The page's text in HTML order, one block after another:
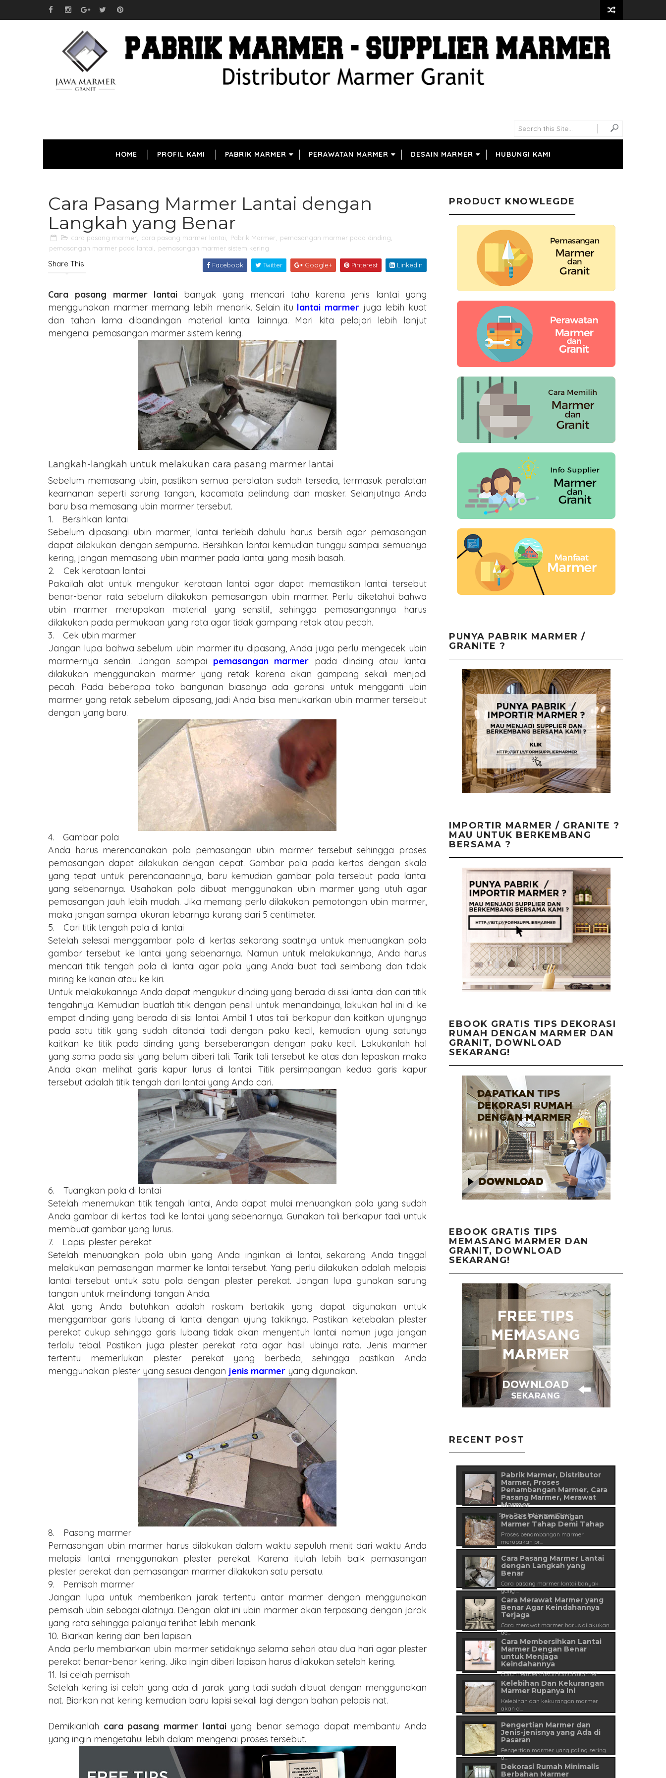
HOME PROFIL KAMI PABRIK MARMER PERAWATAN MARMER DESAIN MARMER HUBUNGI KAMI
Cara Pasang Marmer Lantai dengan
Langkah yang Benar
cara pasang marmer cara pasang marmer lantai Pabrik Marmer pemasangan marmer pada dinding
pemasangan marmer pada lantai
pemasangan marmer sistem kering
Share This: Facebook Twitter Google+ Pinterest Linkedin
Cara pasang marmer lantai banyak yang mencari tahu karena jenis lantai yang
menggunakan marmer memang lebih menarik. Selain itu lantai marmer juga lebih kuat
dan tahan lama dibandingan material lantai lainnya. Mari kita pelajari lebih lanjut
mengenai pemasangan marmer sistem kering.
Langkah-langkah untuk melakukan cara pasang marmer lantai
Sebelum memasang ubin, pastikan semua peralatan sudah tersedia, termasuk peralatan
keamanan seperti sarung tangan, kacamata pelindung dan masker. Selanjutnya Anda
baru bisa memasang ubin marmer tersebut.
1.
Bersihkan lantai
Sebelum dipasangi ubin marmer, lantai terlebih dahulu harus bersih agar pemasangan
dapat dilakukan dengan sempurna. Bersihkan lantai kemudian tunggu sampai semuanya
kering, jangan memasang ubin marmer pada lantai yang masih basah.
2.
Cek kerataan lantai
Pakailah alat untuk mengukur kerataan lantai agar dapat memastikan lantai tersebut
benar-benar rata sebelum dilakukan pemasangan ubin marmer. Perlu diketahui bahwa
ubin marmer merupakan material yang sensitif, sehingga pemasangannya harus
dilakukan pada permukaan yang rata agar tidak gampang retak atau pecah.
3.
Cek ubin marmer
Jangan lupa bahwa sebelum ubin marmer itu dipasang, Anda juga perlu mengecek ubin
marmernya sendiri. Jangan sampai pemasangan marmer pada dinding atau lantai
dilakukan menggunakan marmer yang retak karena akan gampang sekali menjadi
pecah. Pada beberapa toko bangunan biasanya ada garansi untuk mengganti ubin
marmer yang retak sebelum dipasang, jadi Anda bisa menukarkan ubin marmer tersebut
dengan yang baru.
4.
Gambar pola
Anda harus merencanakan pola pemasangan ubin marmer tersebut sehingga proses
pemasangan dapat dilakukan dengan cepat. Gambar pola pada kertas dengan skala
yang tepat untuk perencanaannya, baru kemudian gambar pola tersebut pada lantai
yang sebenarnya. Usahakan pola dibuat menggunakan ubin marmer yang utuh agar
pemasangan jauh lebih mudah. Jika memang perlu dilakukan pemotongan ubin marmer,
maka jangan sampai ukuran lebarnya kurang dari 5 centimeter.
5.
Cari titik tengah pola di lantai
Setelah selesai menggambar pola di kertas sekarang saatnya untuk menuangkan pola
gambar tersebut ke lantai yang sebenarnya. Namun untuk melakukannya, Anda harus
mencari titik tengah pola di lantai agar pola yang Anda buat tadi seimbang dan tidak
miring ke kanan atau ke kiri.
Untuk melakukannya Anda dapat mengukur dinding yang berada di sisi lantai dan cari titik
tengahnya. Kemudian buatlah titik dengan pensil untuk menandainya, lakukan hal ini di ke
empat dinding yang berada di sisi lantai. Ambil 1 utas tali berkapur dan kaitkan ujungnya
pada satu titik yang sudah ditandai tadi dengan paku kecil, kemudian ujung satunya
kaitkan ke titik pada dinding yang berseberangan dengan paku kecil. Lakukanlah hal
yang sama pada sisi yang belum diberi tali. Tarik tali tersebut ke atas dan lepaskan maka
Anda akan melihat garis kapur lurus di lantai. Titik persimpangan kedua garis kapur
tersebut adalah titik tengah dari lantai yang Anda cari.
6.
Tuangkan pola di lantai
Setelah menemukan titik tengah lantai, Anda dapat mulai menuangkan pola yang sudah
Anda gambar di kertas tadi ke lantai yang sebenarnya. Gunakan tali berkapur tadi untuk
membuat gambar yang lurus.
7.
Lapisi plester perekat
Setelah menuangkan pola ubin yang Anda inginkan di lantai, sekarang Anda tinggal
melakukan pemasangan marmer ke lantai tersebut. Yang perlu dilakukan adalah melapisi
lantai tersebut untuk satu pola dengan plester perekat. Jangan lupa gunakan sarung
tangan untuk melindungi tangan Anda.
Alat yang Anda butuhkan adalah roskam bertakik yang dapat digunakan untuk
menggambar garis lubang di lantai dengan ujung takiknya. Pastikan ketebalan plester
perekat cukup sehingga garis lubang tidak akan menyentuh lantai namun juga jangan
terlalu tebal. Pastikan juga plester perekat rata agar hasil ubinya rata. Jenis marmer
tertentu memerlukan plester perekat yang berbeda, sehingga pastikan Anda
menggunakan plester yang sesuai dengan jenis marmer yang digunakan.
8.
Pasang marmer
Pemasangan ubin marmer harus dilakukan dalam waktu sepuluh menit dari waktu Anda
melapisi lantai menggunakan plester perekat. Karena itulah lebih baik pemasangan
plester perekat dan pemasangan marmer dilakukan satu persatu.
9.
Pemisah marmer
Jangan lupa untuk memberikan jarak tertentu antar marmer dengan menggunakan
pemisah ubin sebagai alatnya. Dengan alat ini ubin marmer akan terpasang dengan jarak
yang rata sehingga polanya terlihat lebih menarik.
10. Biarkan kering dan beri lapisan.
Anda perlu membiarkan ubin marmer setidaknya selama sehari atau dua hari agar plester
perekat benar-benar kering. Jika ingin diberi lapisan harus dilakukan setelah kering.
11. Isi celah pemisah
Setelah kering isi celah yang ada di jarak yang tadi sudah dibuat dengan menggunakan
nat. Biarkan nat kering kemudian baru lapisi sekali lagi dengan bahan pelapis nat.
Demikianlah cara pasang marmer lantaiyang benar semoga dapat membantu Anda
yang ingin mengetahui lebih dalam mengenai proses tersebut.
PRODUCT KNOWLEGDE
PUNYA PABRIK MARMER /
GRANITE ?
IMPORTIR MARMER / GRANITE ?
MAU UNTUK BERKEMBANG
BERSAMA ?
EBOOK GRATIS TIPS DEKORASI
RUMAH DENGAN MARMER DAN
GRANIT, DOWNLOAD
SEKARANG!
EBOOK GRATIS TIPS
MEMASANG MARMER DAN
GRANIT, DOWNLOAD
SEKARANG!
RECENT POST
Pabrik Marmer, Distributor
Marmer, Proses
Penambangan Marmer, Cara
Pasang Marmer, Merawat
Marmer
Kami adalah Situs Pabrik Marmer, Distri...
Proses Penambangan
Marmer Tahap Demi Tahap
Proses penambangan marmer
merupakan pr...
Cara Pasang Marmer Lantai
dengan Langkah yang
Benar
Cara pasang marmer lantai banyak
yang ...
Cara Merawat Marmer yang
Benar Agar Keindahannya
Terjaga
Cara merawat marmer harus dilakukan
de...
Cara Membersihkan Lantai
Marmer Dengan Benar
untuk Menjaga
Keindahannya
Cara membersihkan lantai marmer
tidak ...
Kelebihan Dan Kekurangan
Marmer Rupanya Ini
Kelebihan dan kekurangan marmer
akan d...
Pengertian Marmer dan
Jenis-jenisnya yang Ada di
Pasaran
Pengertian marmer yang paling sering
d...
Dekorasi Rumah Minimalis
Berbahan Marmer